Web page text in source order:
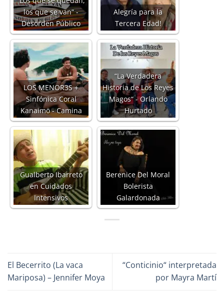
los que se van“ -
Desorden Público
Alegría para la
Tercera Edad!
LOS MENOR3S +
Sinfónica Coral
Kanaimö - Camina
“La Verdadera
Historia de Los Reyes
Magos“ - Orlando
Hurtado
Gualberto Ibarreto
en Cuidados
Intensivos
Berenice Del Moral
Bolerista
Galardonada
El Becerrito (La vaca
Mariposa) – Jennifer Moya
“Conticinio“ interpretada
por Mayra Martí